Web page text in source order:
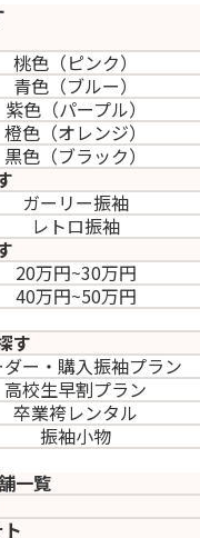
桃色（ピンク）
青色（ブルー）
紫色（パープル）
橙色（オレンジ）
黒色（ブラック）
ガーリー振袖
レトロ振袖
20万円~30万円
40万円~50万円
す
ダー・購入振袖プラン
高校生早割プラン
卒業袴レンタル
振袖小物
一覧